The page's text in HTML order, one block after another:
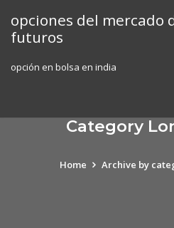
content
opciones del mercado
futuros
opción en bolsa en india
Category
Home Archive by